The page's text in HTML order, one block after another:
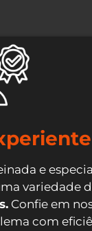
e
variedade
Confie em
com